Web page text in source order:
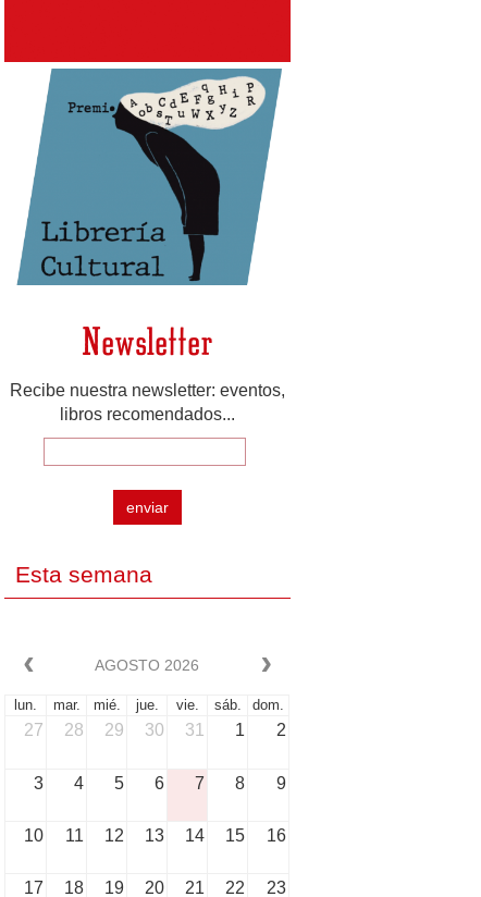
Newsletter
Recibe nuestra newsletter: eventos,
libros recomendados...
enviar
Esta semana
AGOSTO 2026
lun. mar. mié. jue. vie. sáb. dom.
27 28 29 30 31 1 2
3 4 5 6 7 8 9
10 11 12 13 14 15 16
17 18 19 20 21 22 23